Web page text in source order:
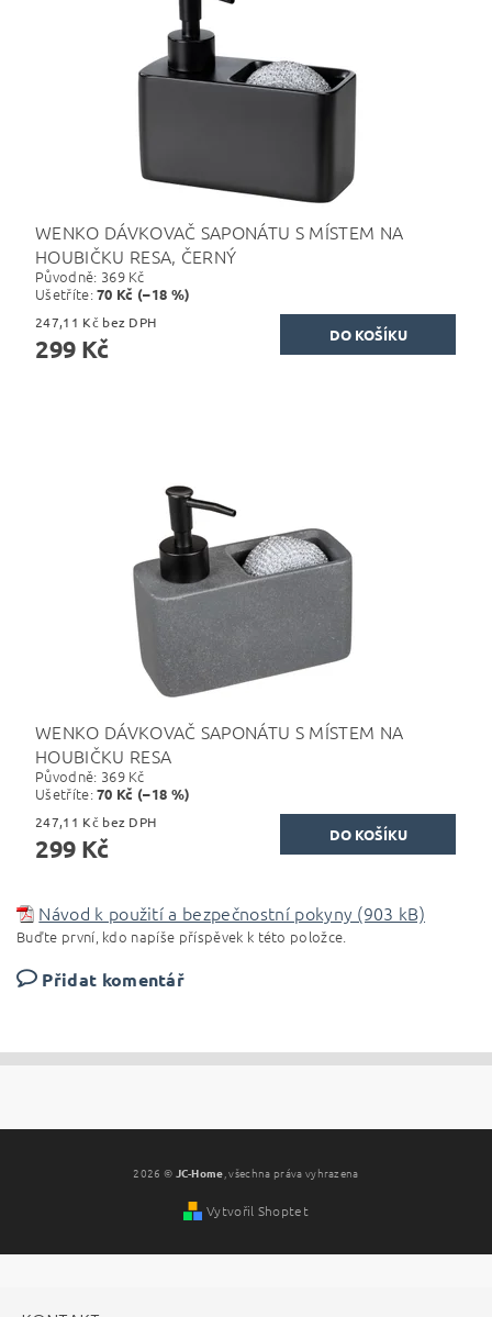
WENKO DÁVKOVAČ SAPONÁTU S MÍSTEM NA
HOUBIČKU RESA, ČERNÝ
Původně: 369 Kč
Ušetříte:70 Kč (–18 %)
247,11 Kč bez DPH
299 Kč
WENKO DÁVKOVAČ SAPONÁTU S MÍSTEM NA
HOUBIČKU RESA
Původně: 369 Kč
Ušetříte:70 Kč (–18 %)
247,11 Kč bez DPH
299 Kč
Návod k použití a bezpečnostní pokyny (903 kB)
Buďte první, kdo napíše příspěvek k této položce.
Přidat komentář
2026 © JC-Home , všechna práva vyhrazena
Vytvořil Shoptet